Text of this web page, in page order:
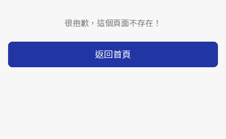
很抱歉，這個頁面不存在！
返回首頁